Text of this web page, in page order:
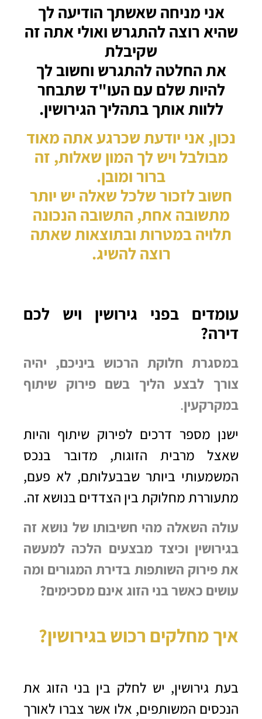
אני מניחה שאשתך הודיעה לך
שהיא רוצה להתגרש ואולי אתה זה
שקיבלת
את החלטה להתגרש וחשוב לך
להיות שלם עם העו"ד שתבחר
ללוות אותך בתהליך הגירושין.
נכון, אני יודעת שכרגע אתה מאוד
מבולבל ויש לך המון שאלות, זה
ברור ומובן.
חשוב לזכור שלכל שאלה יש יותר
מתשובה אחת, התשובה הנכונה
תלויה במטרות ובתוצאות שאתה
רוצה להשיג.
עומדים בפני גירושין ויש לכם
דירה?
במסגרת חלוקת הרכוש ביניכם, יהיה
צורך לבצע הליך בשם פירוק שיתוף
במקרקעין.
ישנן מספר דרכים לפירוק שיתוף והיות
שאצל מרבית הזוגות, מדובר בנכס
המשמעותי ביותר שבבעלותם, לא פעם,
מתעוררת מחלוקת בין הצדדים בנושא זה.
עולה השאלה מהי חשיבותו של נושא זה
בגירושין וכיצד מבצעים הלכה למעשה
את פירוק השותפות בדירת המגורים ומה
עושים כאשר בני הזוג אינם מסכימים?
איך מחלקים רכוש בגירושין?
בעת גירושין, יש לחלק בין בני הזוג את
הנכסים המשותפים, אלו אשר צברו לאורך